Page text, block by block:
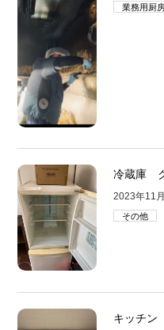
業務用厨
冷蔵庫
2023年11
その他
キッチ